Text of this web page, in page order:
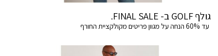
גולף GOLF ב- FINAL SALE.
עד 60% הנחה על מגוון פריטים מקולקציית החורף